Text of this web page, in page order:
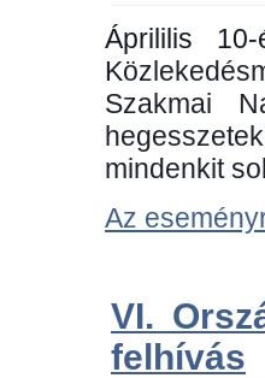
Áprililis
Szakmai
mindenkit
Az
VI.
felhívás